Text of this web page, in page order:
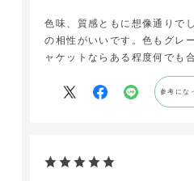
色味、質感ともに想像通りで
の相性がいいです。色もグレ
ャケットならある程度何でも
参考にな